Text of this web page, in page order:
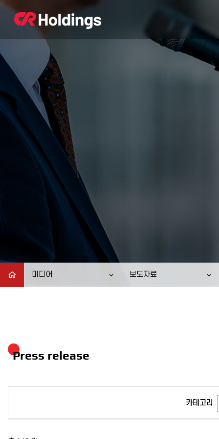
본문바로가기
주매뉴 바로가기
미디어 보도자료
Press release
카테고리